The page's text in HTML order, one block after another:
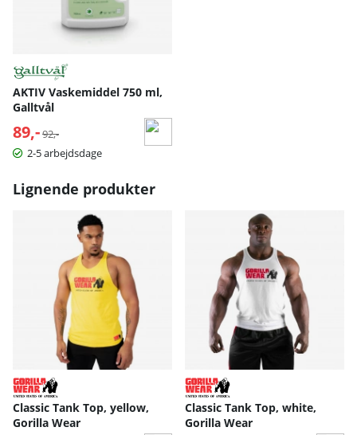
AKTIV Vaskemiddel 750 ml,
Galltvål
89,- Normalpris:
92,-
2-5 arbejdsdage
Lignende produkter
Classic Tank Top, yellow,
Gorilla Wear
Classic Tank Top, white,
Gorilla Wear